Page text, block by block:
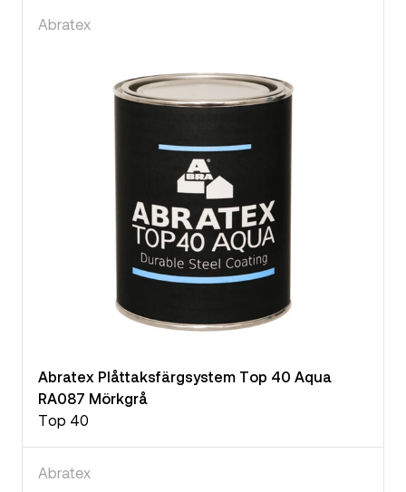
Abratex
Abratex Plåttaksfärgsystem Top 40 Aqua
RA087 Mörkgrå
Top 40
Abratex